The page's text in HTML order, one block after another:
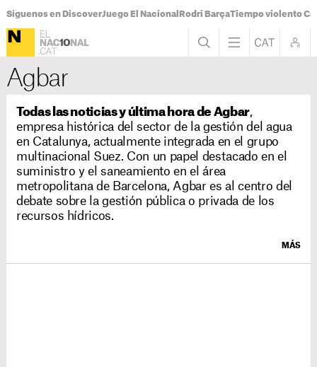
Síguenos en DiscoverJuego El Nacional Rodri BarçaTiempo violento
Agbar
Todas las noticias y última hora de Agbar,
empresa histórica del sector de la gestión del agua
en Catalunya, actualmente integrada en el grupo
multinacional Suez. Con un papel destacado en el
suministro y el saneamiento en el área
metropolitana de Barcelona, Agbar es al centro del
debate sobre la gestión pública o privada de los
recursos hídricos.
MÁS